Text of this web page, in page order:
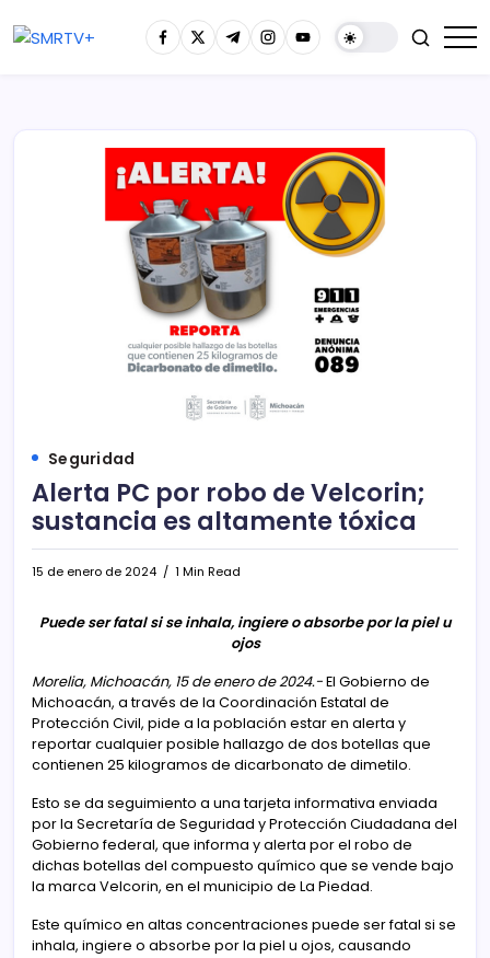
Seguridad
Alerta PC por robo de Velcorin;
sustancia es altamente tóxica
15 de enero de 2024 1 Min Read
Puede ser fatal si se inhala, ingiere o absorbe por la piel u
ojos
Morelia, Michoacán, 15 de enero de 2024.-El Gobierno de
Michoacán, a través de la Coordinación Estatal de
Protección Civil, pide a la población estar en alerta y
reportar cualquier posible hallazgo de dos botellas que
contienen 25 kilogramos de dicarbonato de dimetilo.
Esto se da seguimiento a una tarjeta informativa enviada
por la Secretaría de Seguridad y Protección Ciudadana del
Gobierno federal, que informa y alerta por el robo de
dichas botellas del compuesto químico que se vende bajo
la marca Velcorin, en el municipio de La Piedad.
Este químico en altas concentraciones puede ser fatal si se
inhala, ingiere o absorbe por la piel u ojos, causando